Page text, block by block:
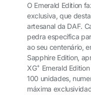
O Emerald Edition
exclusiva, que
artesanal da DAF.
pedra específica
ao seu centenário,
Sapphire Edition,
XG+ Emerald
100 unidades,
máxima